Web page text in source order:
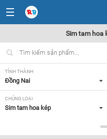
Sim tam hoa
TỈNH THÀNH
Đồng Nai
CHỦNG LOẠI
Sim tam hoa kép
Tất cả